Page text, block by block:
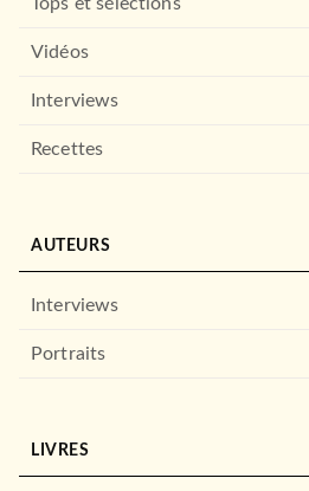
Tops et sélections
Vidéos
Interviews
Recettes
AUTEURS
Interviews
Portraits
LIVRES